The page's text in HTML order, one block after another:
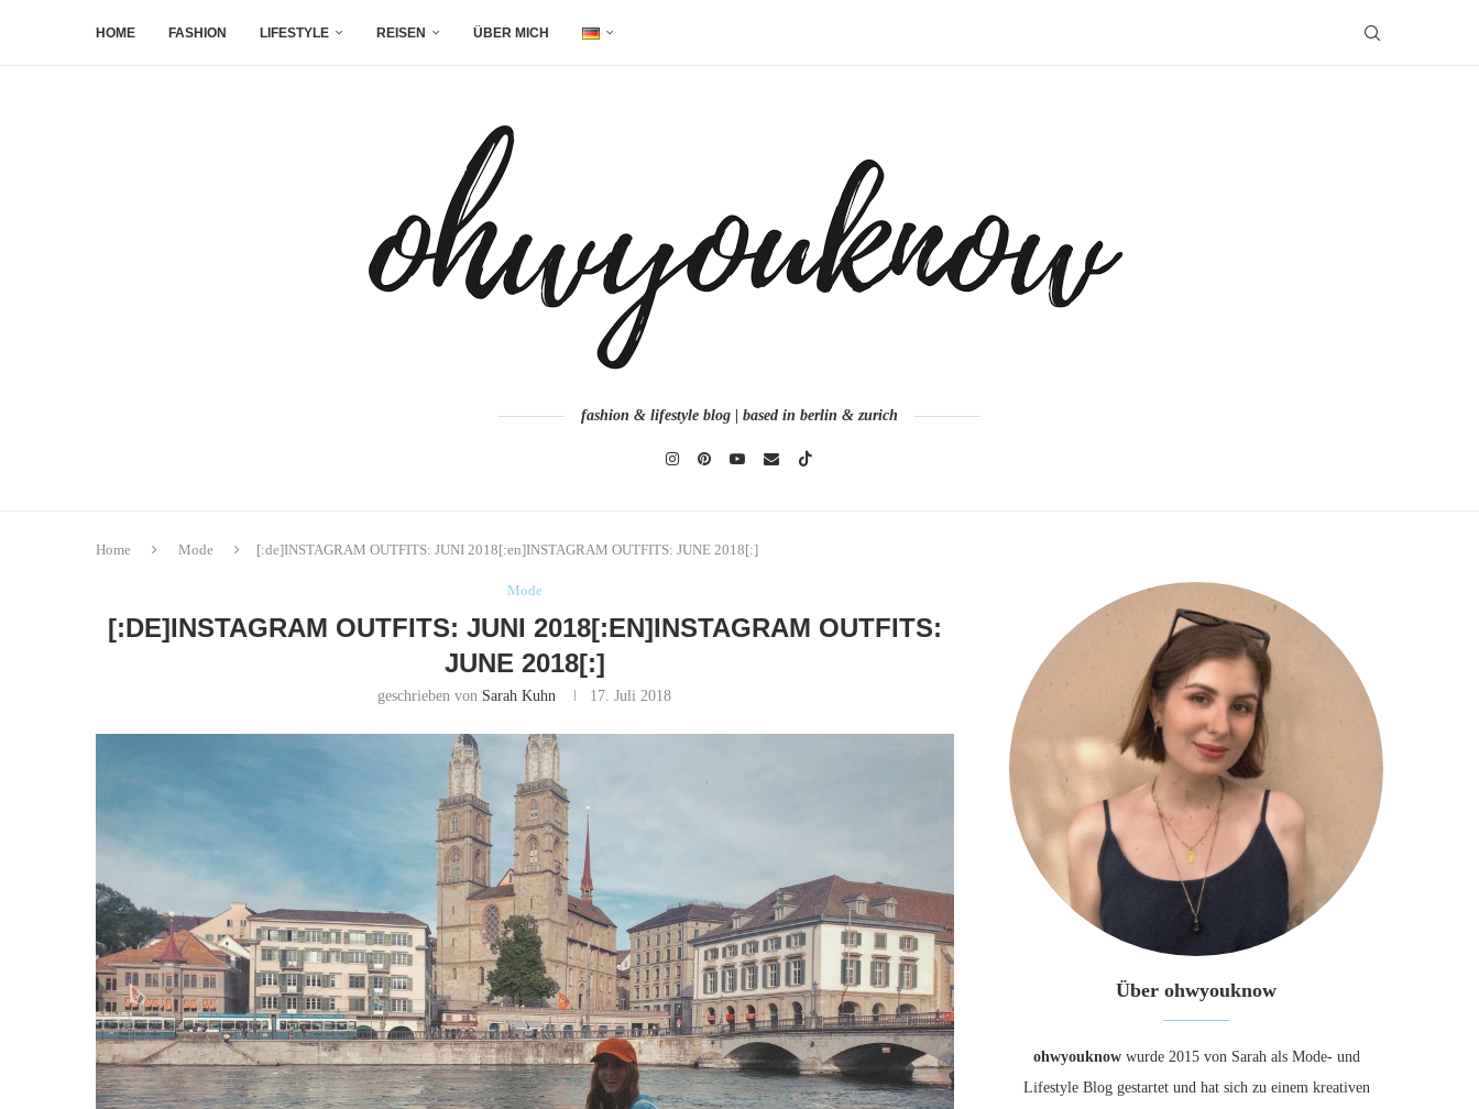
HOME FASHION LIFESTYLE REISEN ÜBER MICH
fashion & lifestyle blog | based in berlin & zurich
Home Mode [:de]INSTAGRAM OUTFITS: JUNI 2018[:en]INSTAGRAM OUTFITS: JUNE 2018[:]
Mode
[:DE]INSTAGRAM OUTFITS: JUNI 2018[:EN]INSTAGRAM OUTFITS:
JUNE 2018[:]
geschrieben von Sarah Kuhn 17. Juli 2018
Über ohwyouknow
ohwyouknowwurde 2015 von Sarah als Mode- und
Lifestyle Blog gestartet und hat sich zu einem kreativen